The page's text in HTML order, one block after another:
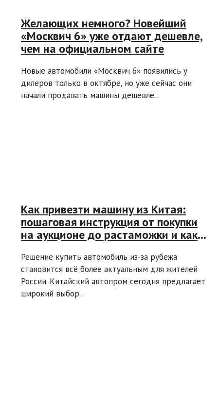
Желающих немного? Новейший
«Москвич 6» уже отдают дешевле,
чем на официальном сайте
Новые автомобили «Москвич 6» появились у
дилеров только в октябре, но уже сейчас они
начали продавать машины дешевле...
Как привезти машину из Китая:
пошаговая инструкция от покупки
на аукционе до растаможки и как
Решение купить автомобиль из-за рубежа
становится всё более актуальным для жителей
России. Китайский автопром сегодня предлагает
широкий выбор...